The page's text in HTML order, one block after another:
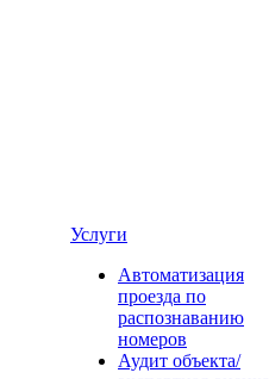
Услуги
Автоматизация
проезда по
распознаванию
номеров
Аудит объекта/